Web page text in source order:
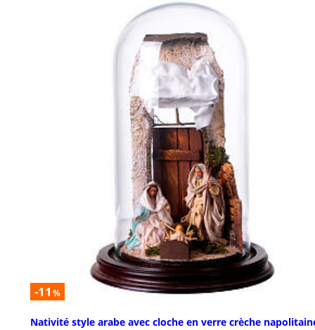
-11 %
Nativité style arabe avec cloche en verre crèche